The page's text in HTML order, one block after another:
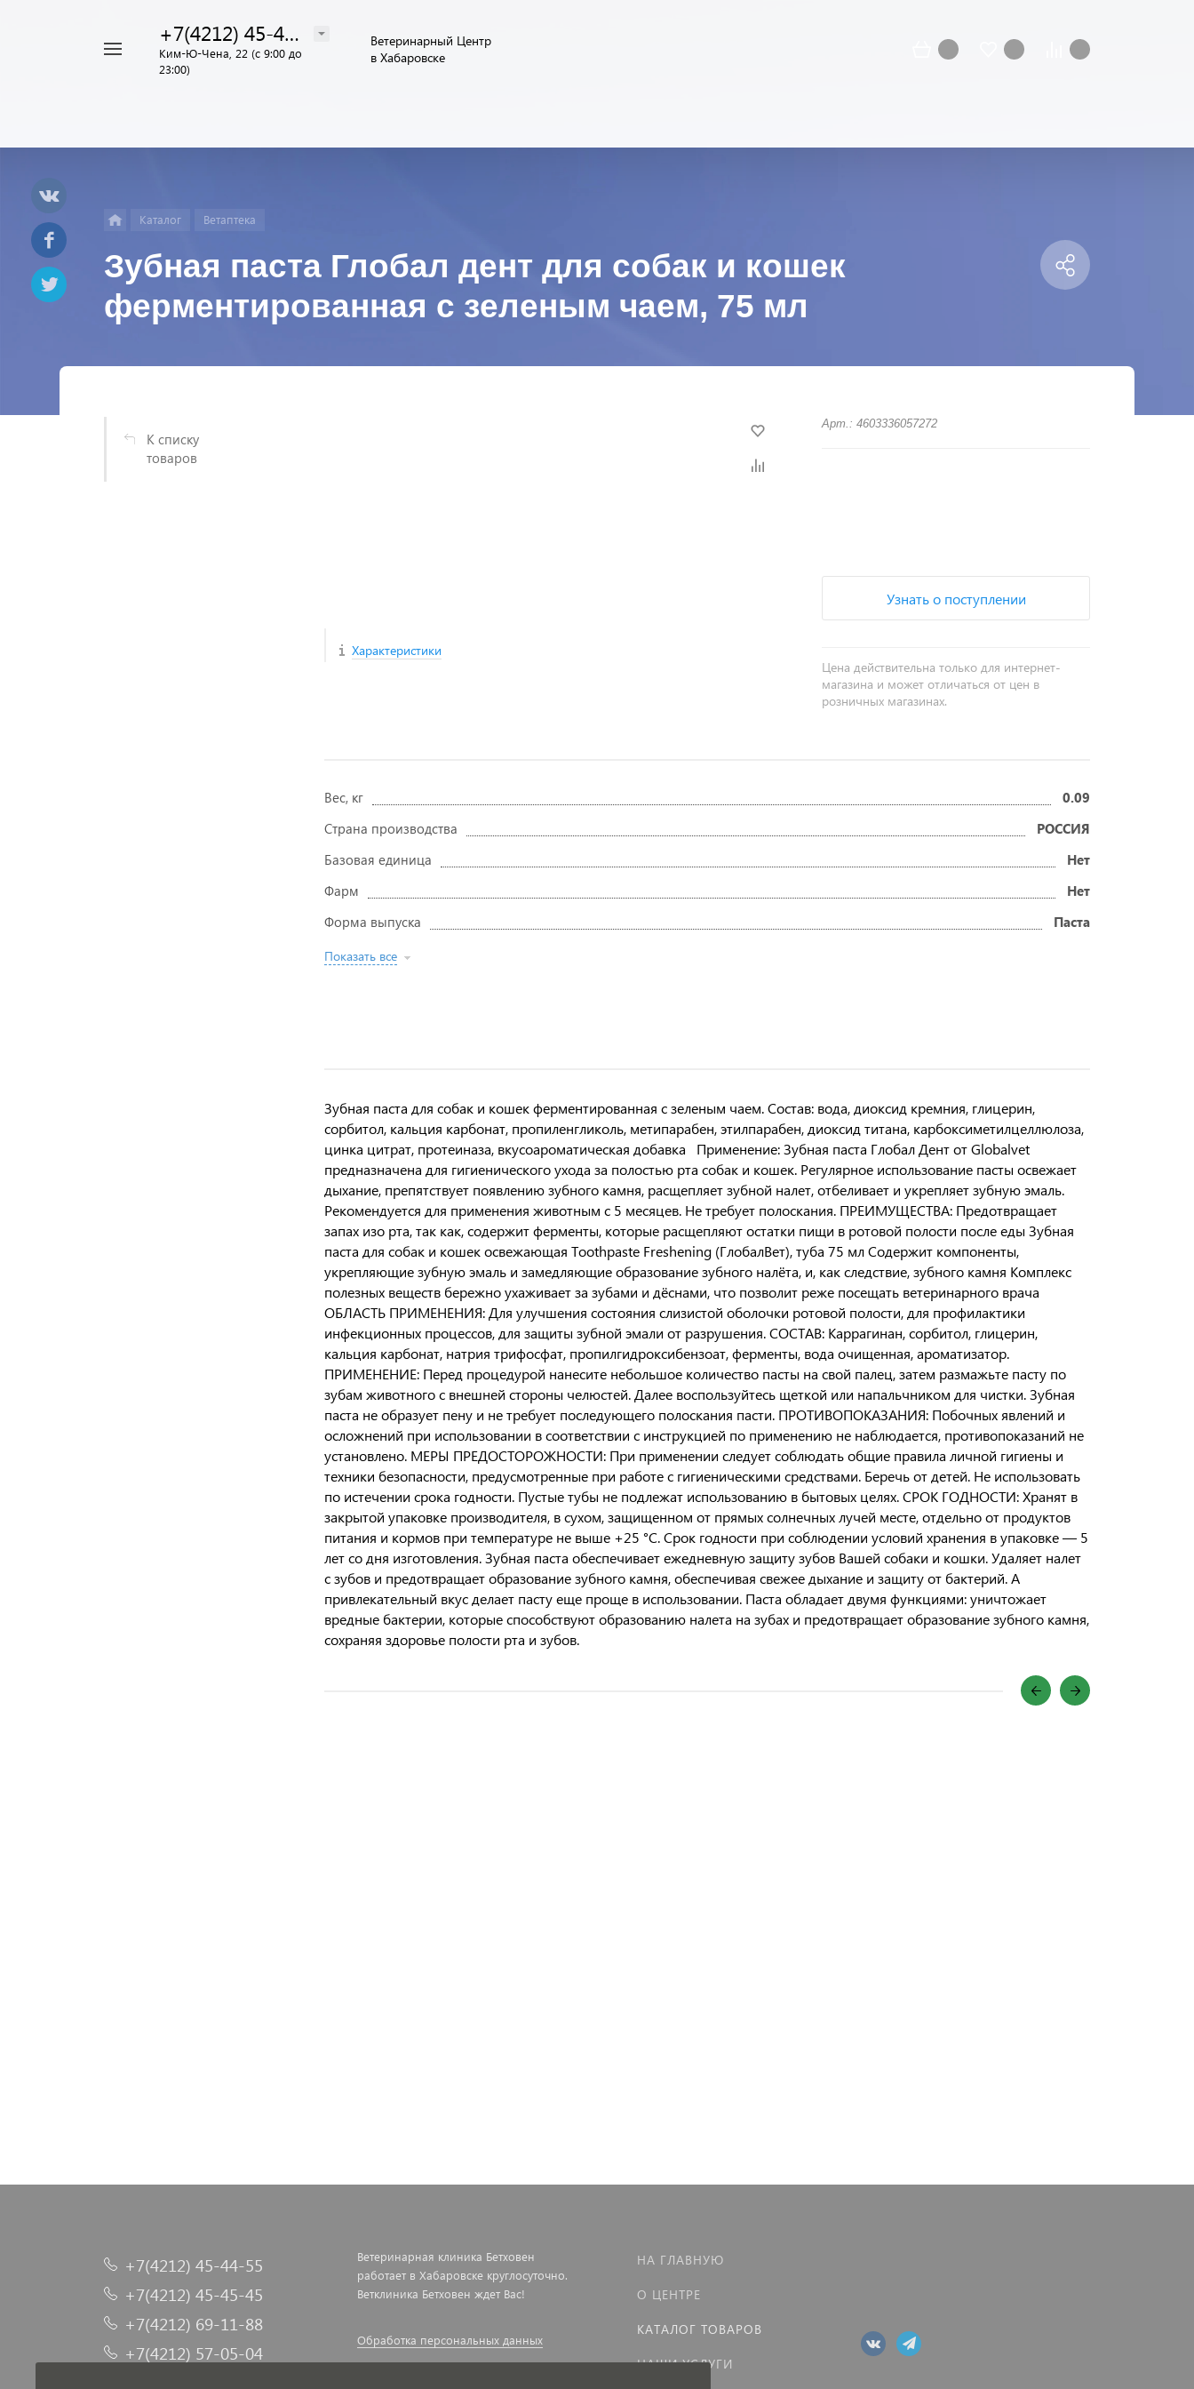
+7(4212) 45-44-55
Ким-Ю-Чена, 22 (с 9:00 до
23:00)
Ветеринарный Центр
в Хабаровске
Каталог Ветаптека
Зубная паста Глобал дент для собак и кошек
ферментированная с зеленым чаем, 75 мл
К списку
товаров
Характеристики
Арт.: 4603336057272
Узнать о поступлении
Цена действительна только для интернет-
магазина и может отличаться от цен в
розничных магазинах.
Вес, кг
0.09
Страна производства
РОССИЯ
Базовая единица
Нет
Фарм
Нет
Форма выпуска
Паста
Показать все
Зубная паста для собак и кошек ферментированная с зеленым чаем. Состав: вода, диоксид кремния, глицерин,
сорбитол, кальция карбонат, пропиленгликоль, метипарабен, этилпарабен, диоксид титана, карбоксиметилцеллюлоза,
цинка цитрат, протеиназа, вкусоароматическая добавка Применение: Зубная паста Глобал Дент от Globalvet
предназначена для гигиенического ухода за полостью рта собак и кошек. Регулярное использование пасты освежает
дыхание, препятствует появлению зубного камня, расщепляет зубной налет, отбеливает и укрепляет зубную эмаль.
Рекомендуется для применения животным с 5 месяцев. Не требует полоскания. ПРЕИМУЩЕСТВА: Предотвращает
запах изо рта, так как, содержит ферменты, которые расщепляют остатки пищи в ротовой полости после еды Зубная
паста для собак и кошек освежающая Toothpaste Freshening (ГлобалВет), туба 75 мл Содержит компоненты,
укрепляющие зубную эмаль и замедляющие образование зубного налёта, и, как следствие, зубного камня Комплекс
полезных веществ бережно ухаживает за зубами и дёснами, что позволит реже посещать ветеринарного врача
ОБЛАСТЬ ПРИМЕНЕНИЯ: Для улучшения состояния слизистой оболочки ротовой полости, для профилактики
инфекционных процессов, для защиты зубной эмали от разрушения. СОСТАВ: Каррагинан, сорбитол, глицерин,
кальция карбонат, натрия трифосфат, пропилгидроксибензоат, ферменты, вода очищенная, ароматизатор.
ПРИМЕНЕНИЕ: Перед процедурой нанесите небольшое количество пасты на свой палец, затем размажьте пасту по
зубам животного с внешней стороны челюстей. Далее воспользуйтесь щеткой или напальчником для чистки. Зубная
паста не образует пену и не требует последующего полоскания пасти. ПРОТИВОПОКАЗАНИЯ: Побочных явлений и
осложнений при использовании в соответствии с инструкцией по применению не наблюдается, противопоказаний не
установлено. МЕРЫ ПРЕДОСТОРОЖНОСТИ: При применении следует соблюдать общие правила личной гигиены и
техники безопасности, предусмотренные при работе с гигиеническими средствами. Беречь от детей. Не использовать
по истечении срока годности. Пустые тубы не подлежат использованию в бытовых целях. СРОК ГОДНОСТИ: Хранят в
закрытой упаковке производителя, в сухом, защищенном от прямых солнечных лучей месте, отдельно от продуктов
питания и кормов при температуре не выше +25 °С. Срок годности при соблюдении условий хранения в упаковке — 5
лет со дня изготовления. Зубная паста обеспечивает ежедневную защиту зубов Вашей собаки и кошки. Удаляет налет
с зубов и предотвращает образование зубного камня, обеспечивая свежее дыхание и защиту от бактерий. А
привлекательный вкус делает пасту еще проще в использовании. Паста обладает двумя функциями: уничтожает
вредные бактерии, которые способствуют образованию налета на зубах и предотвращает образование зубного камня,
сохраняя здоровье полости рта и зубов.
+7(4212) 45-44-55
+7(4212) 45-45-45
+7(4212) 69-11-88
+7(4212) 57-05-04
Ветеринарная клиника Бетховен
работает в Хабаровске круглосуточно.
Ветклиника Бетховен ждет Вас!
Обработка персональных данных
НА ГЛАВНУЮ
О ЦЕНТРЕ
КАТАЛОГ ТОВАРОВ
НАШИ УСЛУГИ